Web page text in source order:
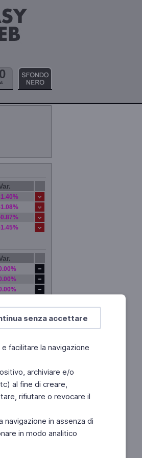
senza accettare
facilitare la navigazione
archiviare e/o
al fine di creare,
rifiutare o revocare il
navigazione in assenza di
in modo analitico